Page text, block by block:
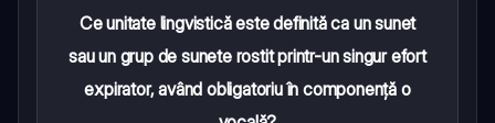
Ce unitate lingvistică este definită ca un sunet
sau un grup de sunete rostit printr-un singur efort
expirator, având obligatoriu în componență o